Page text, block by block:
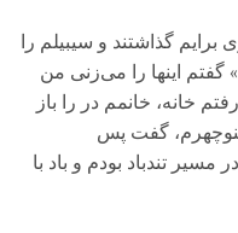
گذاشتند و سیبیلم را
گفتم اینها را می‌زنی من
خانه، خانمم در را باز
گفت پس
تندباد بودم و باد با